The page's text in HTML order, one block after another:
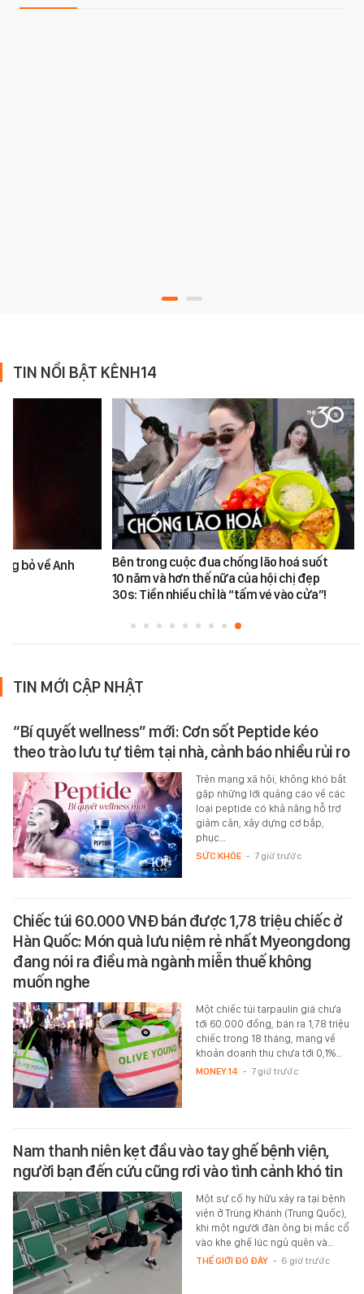
TIN NỔI BẬT KÊNH14
bỏ về Anh
Bên trong cuộc đua chống lão hoá suốt
10 năm và hơn thế nữa của hội chị đẹp
30s: Tiền nhiều chỉ là “tấm vé vào cửa”!
TIN MỚI CẬP NHẬT
“Bí quyết wellness” mới: Cơn sốt Peptide kéo
theo trào lưu tự tiêm tại nhà, cảnh báo nhiều rủi ro
Trên mạng xã hội, không khó bắt
gặp những lời quảng cáo về các
loại peptide có khả năng hỗ trợ
giảm cân, xây dựng cơ bắp,
phục…
SỨC KHỎE - 7 giờ trước
Chiếc túi 60.000 VNĐ bán được 1,78 triệu chiếc ở
Hàn Quốc: Món quà lưu niệm rẻ nhất Myeongdong
đang nói ra điều mà ngành miễn thuế không
muốn nghe
Một chiếc túi tarpaulin giá chưa
tới 60.000 đồng, bán ra 1,78 triệu
chiếc trong 18 tháng, mang về
khoản doanh thu chưa tới 0,1%…
MONEY.14 - 7 giờ trước
Nam thanh niên kẹt đầu vào tay ghế bệnh viện,
người bạn đến cứu cũng rơi vào tình cảnh khó tin
Một sự cố hy hữu xảy ra tại bệnh
viện ở Trùng Khánh (Trung Quốc),
khi một người đàn ông bị mắc cổ
vào khe ghế lúc ngủ quên và…
THẾ GIỚI ĐÓ ĐÂY - 6 giờ trước